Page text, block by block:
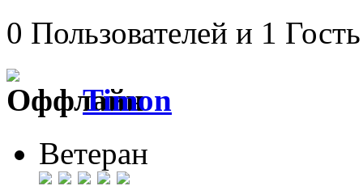
0 Пользователей и 1
Timon
Ветеран